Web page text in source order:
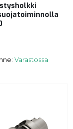
Varastossa